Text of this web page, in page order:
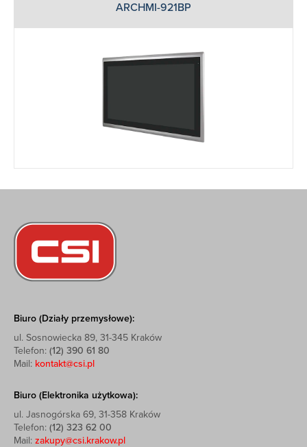
ARCHMI-921BP
Biuro (Działy przemysłowe):
ul. Sosnowiecka 89, 31-345 Kraków
Telefon: (12) 390 61 80
Mail: kontakt@csi.pl
Biuro (Elektronika użytkowa):
ul. Jasnogórska 69, 31-358 Kraków
Telefon: (12) 323 62 00
Mail: zakupy@csi.krakow.pl